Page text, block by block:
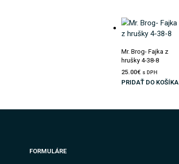
Pridať do zoznamu prianí
Mr. Brog- Fajka z
hrušky 4-38-8
25.00€ s DPH
PRIDAŤ DO KOŠÍKA
FORMULÁRE